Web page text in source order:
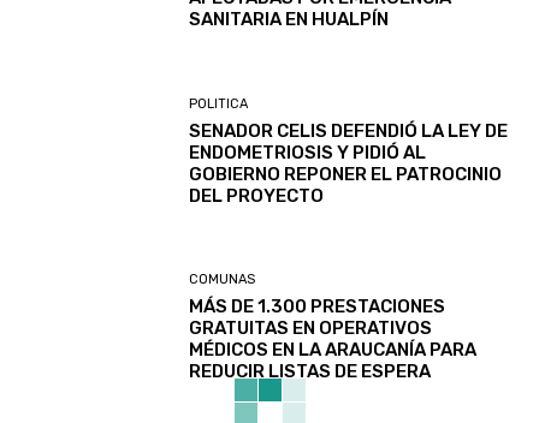
SANITARIA EN HUALPÍN
POLITICA
SENADOR CELIS DEFENDIÓ LA LEY DE
ENDOMETRIOSIS Y PIDIÓ AL
GOBIERNO REPONER EL PATROCINIO
DEL PROYECTO
COMUNAS
MÁS DE 1.300 PRESTACIONES
GRATUITAS EN OPERATIVOS
MÉDICOS EN LA ARAUCANÍA PARA
REDUCIR LISTAS DE ESPERA